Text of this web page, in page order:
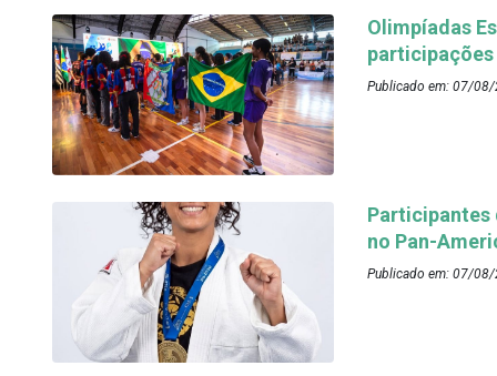
Olimpíadas
Publicado em: 07/08/
Participantes
no Pan-
Publicado em: 07/08/